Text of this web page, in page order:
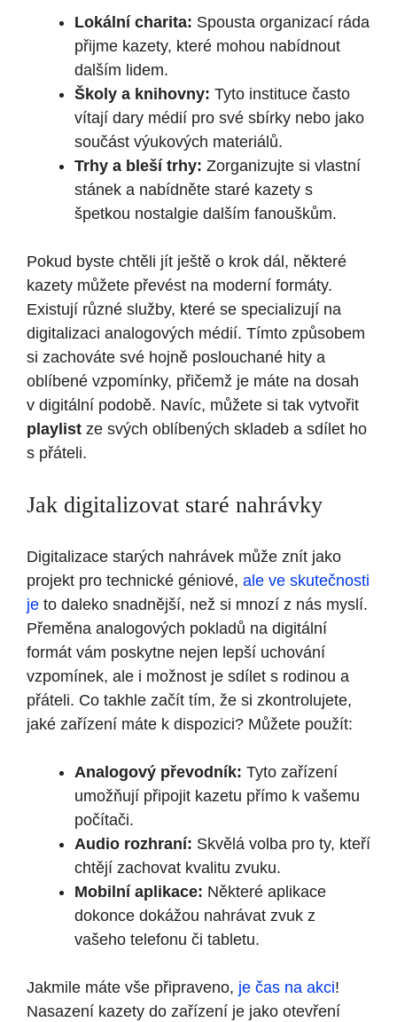
Lokální charita: Spousta organizací ráda
přijme kazety, které mohou nabídnout
dalším lidem.
Školy a knihovny: Tyto instituce často
vítají dary médií pro své sbírky nebo jako
součást výukových materiálů.
Trhy a bleší trhy: Zorganizujte si vlastní
stánek a nabídněte staré kazety s
špetkou nostalgie dalším fanouškům.
Pokud byste chtěli jít ještě o krok dál, některé
kazety můžete převést na moderní formáty.
Existují různé služby, které se specializují na
digitalizaci analogových médií. Tímto způsobem
si zachováte své hojně poslouchané hity a
oblíbené vzpomínky, přičemž je máte na dosah
v digitální podobě. Navíc, můžete si tak vytvořit
playlist ze svých oblíbených skladeb a sdílet ho
s přáteli.
Jak digitalizovat staré nahrávky
Digitalizace starých nahrávek může znít jako
projekt pro technické géniové, ale ve skutečnosti
je to daleko snadnější, než si mnozí z nás myslí.
Přeměna analogových pokladů na digitální
formát vám poskytne nejen lepší uchování
vzpomínek, ale i možnost je sdílet s rodinou a
přáteli. Co takhle začít tím, že si zkontrolujete,
jaké zařízení máte k dispozici? Můžete použít:
Analogový převodník: Tyto zařízení
umožňují připojit kazetu přímo k vašemu
počítači.
Audio rozhraní: Skvělá volba pro ty, kteří
chtějí zachovat kvalitu zvuku.
Mobilní aplikace: Některé aplikace
dokonce dokážou nahrávat zvuk z
vašeho telefonu či tabletu.
Jakmile máte vše připraveno, je čas na akci!
Nasazení kazety do zařízení je jako otevření